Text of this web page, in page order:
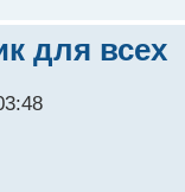
для всех